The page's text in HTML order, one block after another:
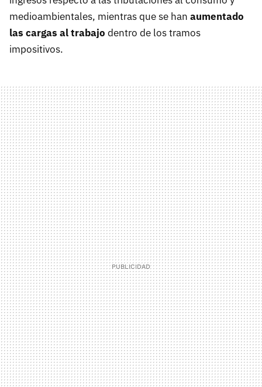
medioambientales, mientras que se han aumentado
las cargas al trabajo dentro de los tramos
impositivos.